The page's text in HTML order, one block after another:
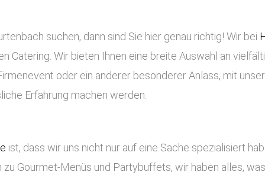
suchen, dann sind Sie hier genau richtig! Wir bei
Catering. Wir bieten Ihnen eine breite Auswahl an
oder ein anderer besonderer Anlass, mit
Erfahrung machen werden.
ist, dass wir uns nicht nur auf eine Sache spezialisiert
Gourmet-Menüs und Partybuffets, wir haben alles,